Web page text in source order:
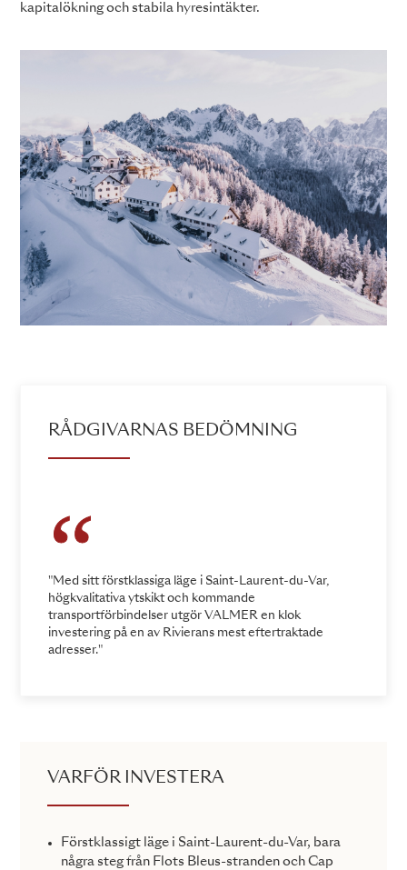
kapitalökning och stabila hyresintäkter.
RÅDGIVARNAS BEDÖMNING
"Med sitt förstklassiga läge i Saint-Laurent-du-Var,
högkvalitativa ytskikt och kommande
transportförbindelser utgör VALMER en klok
investering på en av Rivierans mest eftertraktade
adresser."
VARFÖR INVESTERA
Förstklassigt läge i Saint-Laurent-du-Var, bara
några steg från Flots Bleus-stranden och Cap